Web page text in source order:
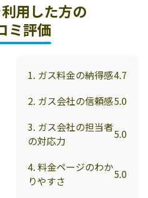
用した方の
ミ評価
1. ガス料金の納得感4.7
2. ガス会社の信頼感5.0
3. ガス会社の担当者
の対応力
5.0
4. 料金ページのわか
りやすさ
5.0